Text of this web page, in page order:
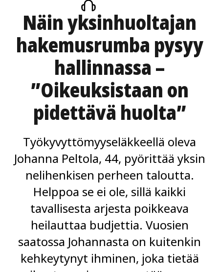
artikkeli
Näin yksinhuoltajan
hakemusrumba pysyy
hallinnassa –
”Oikeuksistaan on
pidettävä huolta”
Työkyvyttömyyseläkkeellä oleva
Johanna Peltola, 44, pyörittää yksin
nelihenkisen perheen taloutta.
Helppoa se ei ole, sillä kaikki
tavallisesta arjesta poikkeava
heilauttaa budjettia. Vuosien
saatossa Johannasta on kuitenkin
kehkeytynyt ihminen, joka tietää